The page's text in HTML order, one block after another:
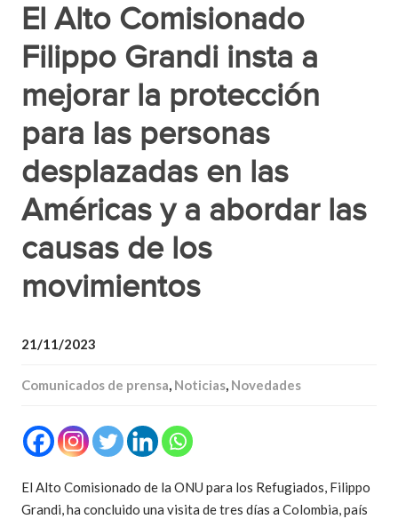
El Alto Comisionado
Filippo Grandi insta a
mejorar la protección
para las personas
desplazadas en las
Américas y a abordar las
causas de los
movimientos
21/11/2023
Comunicados de prensa, Noticias, Novedades
El Alto Comisionado de la ONU para los Refugiados, Filippo
Grandi, ha concluido una visita de tres días a Colombia, país